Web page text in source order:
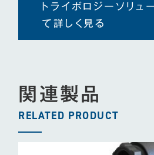
トライボロジーソリュ
て詳しく見る
RELATED PRODUCT
関連製品